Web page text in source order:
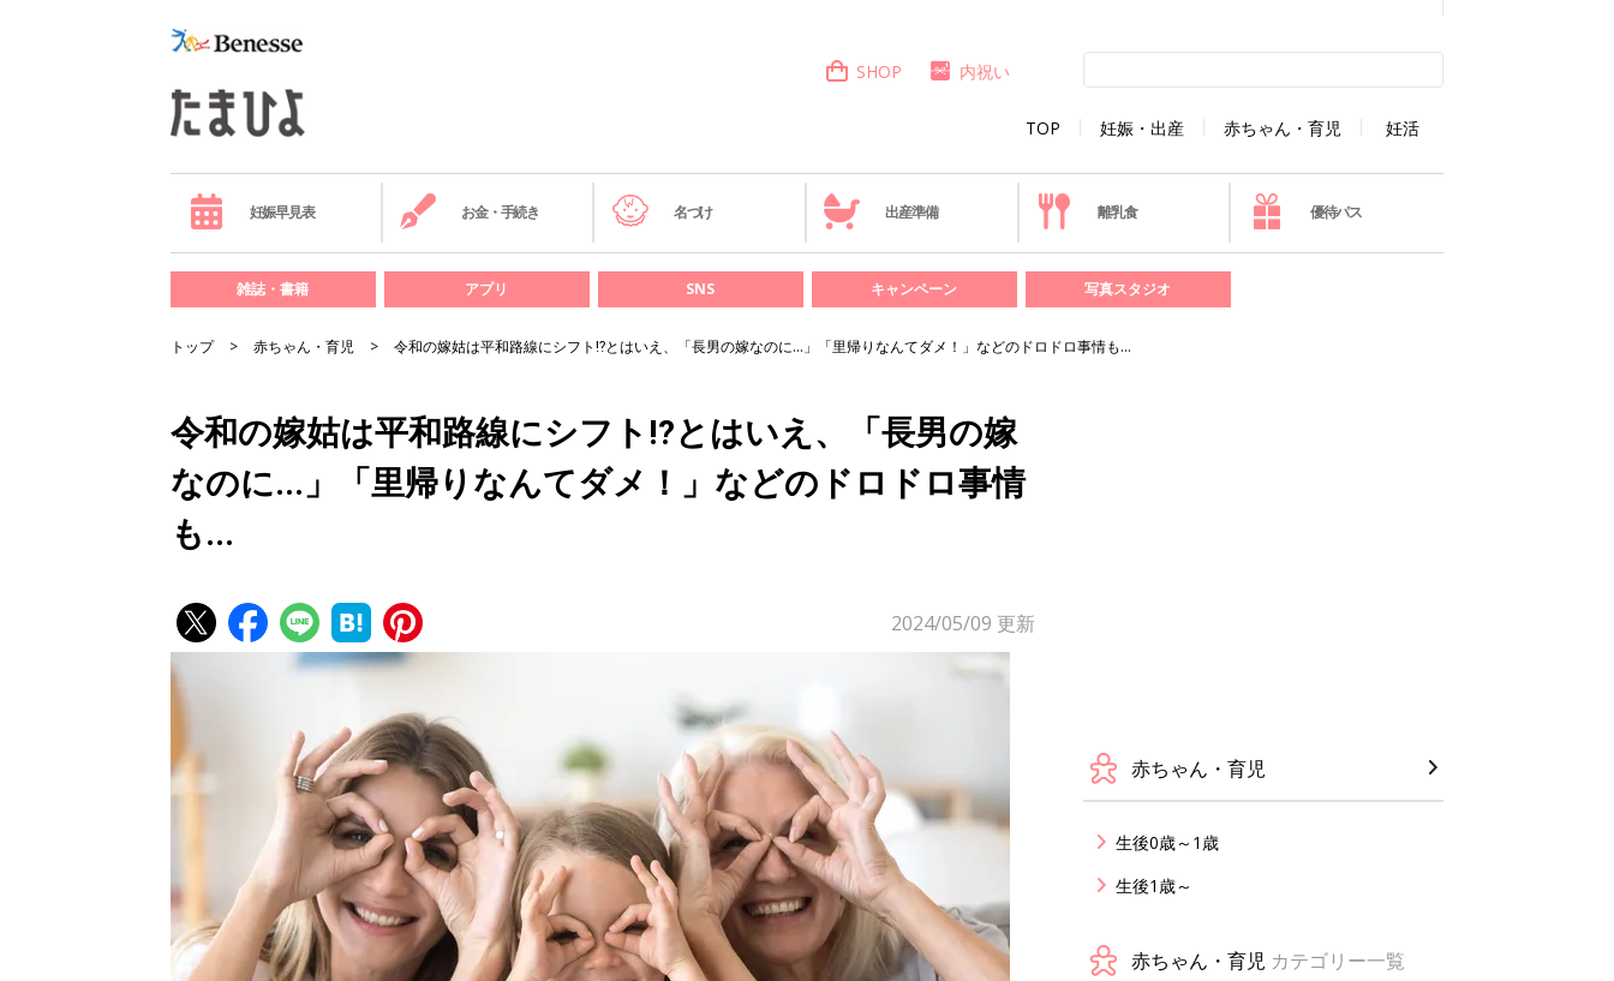
TOP 妊娠・出産 赤ちゃん・育児 妊活
SHOP 内祝い
妊娠早見表 お金・手続き 名づけ 出産準備 離乳食 優待パス
雑誌・書籍 アプリ SNS キャンペーン 写真スタジオ
トップ 赤ちゃん・育児 令和の嫁姑は平和路線にシフト⁉とはいえ、「長男の嫁なのに…」「里帰りなんてダメ！」などのドロドロ事情も…
令和の嫁姑は平和路線にシフト⁉とはいえ、「長男の嫁
なのに…」「里帰りなんてダメ！」などのドロドロ事情
も…
2024/05/09 更新
赤ちゃん・育児
生後0歳～1歳
生後1歳～
赤ちゃん・育児 カテゴリー一覧